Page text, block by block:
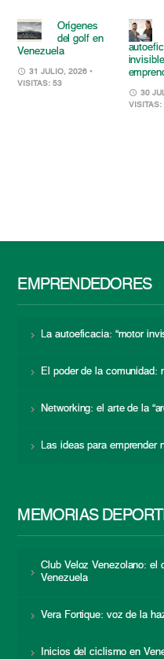
Orígenes
del golf en
Venezuela
31 JULIO, 2026 •
VISITAS: 53
30
VISITAS:
EMPRENDEDORES
La autoeficacia: “motor
El poder de la comunidad:
Networking: el arte de la
Las ideas para emprender
MEMORIAS
Club Veloz Venezolano:
Venezuela
Vera Fortique: voz de la
Inicios del ciclismo en